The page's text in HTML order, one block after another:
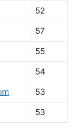
52
57
55
54
53
53